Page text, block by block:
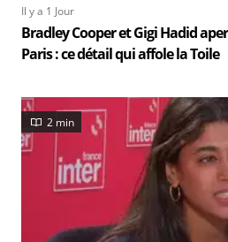
Il y a 1 Jour
Bradley Cooper et Gigi Hadid
Paris : ce détail qui affole la Toile
2 min